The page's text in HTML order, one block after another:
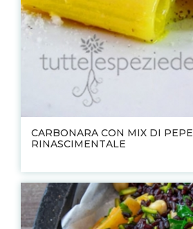
CARBONARA CON MIX DI PEPE
RINASCIMENTALE